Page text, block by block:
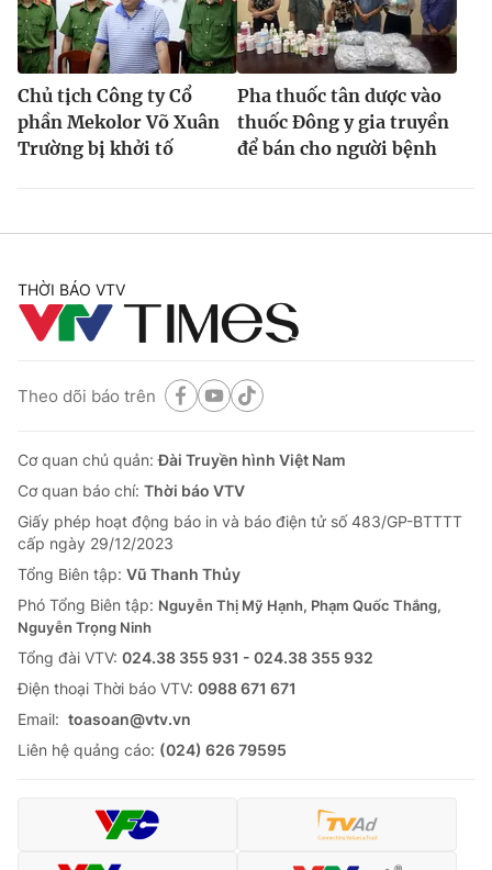
thuận bằng văn bản. Ghi rõ nguồn VTV.vn khi phát hành lại
thông tin từ website này.
Chủ tịch Công ty Cổ
phần Mekolor Võ Xuân
Trường bị khởi tố
Pha thuốc tân dược vào
thuốc Đông y gia truyền
để bán cho người bệnh
THỜI BÁO VTV
Theo dõi báo trên
Cơ quan chủ quản:Đài Truyền hình Việt Nam
Cơ quan báo chí: Thời báo VTV
Giấy phép hoạt động báo in và báo điện tử số 483/GP-BTTTT
cấp ngày 29/12/2023
Tổng Biên tập: Vũ Thanh Thủy
Phó Tổng Biên tập: Nguyễn Thị Mỹ Hạnh, Phạm Quốc Thắng,
Nguyễn Trọng Ninh
Tổng đài VTV: 024.38 355 931 - 024.38 355 932
Ðiện thoại Thời báo VTV: 0988 671 671
Email: toasoan@vtv.vn
Liên hệ quảng cáo: (024) 626 79595